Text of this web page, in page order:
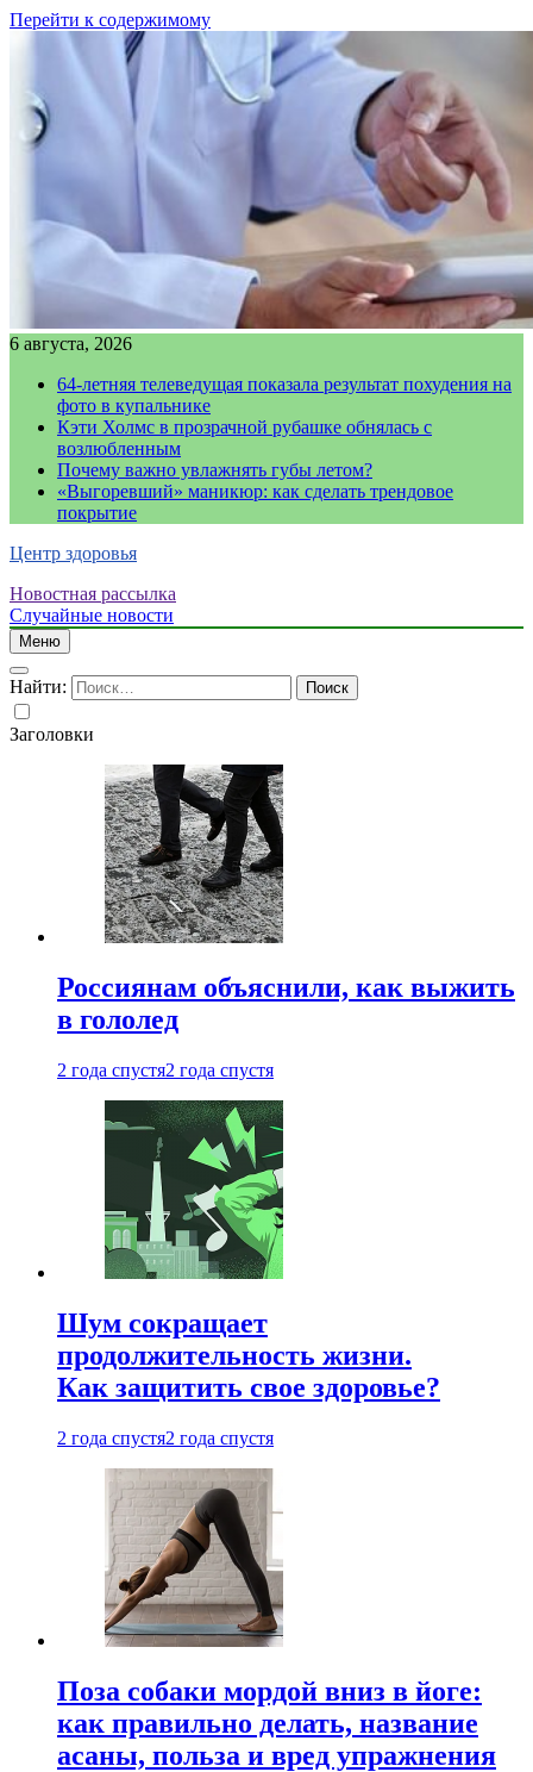
Перейти к содержимому
6 августа, 2026
64-летняя телеведущая показала результат похудения на
фото в купальнике
Кэти Холмс в прозрачной рубашке обнялась с
возлюбленным
Почему важно увлажнять губы летом?
«Выгоревший» маникюр: как сделать трендовое
покрытие
Центр здоровья
Новостная рассылка
Случайные новости
Меню
Найти:
Заголовки
Россиянам объяснили, как выжить
в гололед
2 года спустя2 года спустя
Шум сокращает
продолжительность жизни.
Как защитить свое здоровье?
2 года спустя2 года спустя
Поза собаки мордой вниз в йоге:
как правильно делать, название
асаны, польза и вред упражнения